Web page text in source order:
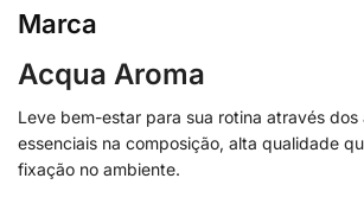
Marca
Acqua Aroma
Leve bem-estar para sua rotina através dos
essenciais na composição, alta qualidade
fixação no ambiente.